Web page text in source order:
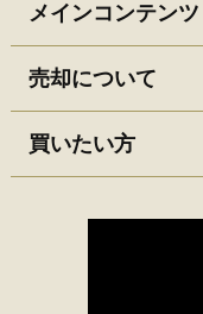
メインコンテンツ
売却について
買いたい方